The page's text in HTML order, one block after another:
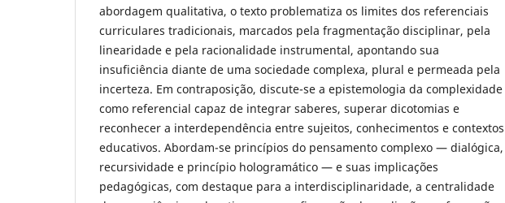
abordagem qualitativa, o texto problematiza os limites dos referenciais
curriculares tradicionais, marcados pela fragmentação disciplinar, pela
linearidade e pela racionalidade instrumental, apontando sua
insuficiência diante de uma sociedade complexa, plural e permeada pela
incerteza. Em contraposição, discute-se a epistemologia da complexidade
como referencial capaz de integrar saberes, superar dicotomias e
reconhecer a interdependência entre sujeitos, conhecimentos e contextos
educativos. Abordam-se princípios do pensamento complexo — dialógica,
recursividade e princípio hologramático — e suas implicações
pedagógicas, com destaque para a interdisciplinaridade, a centralidade